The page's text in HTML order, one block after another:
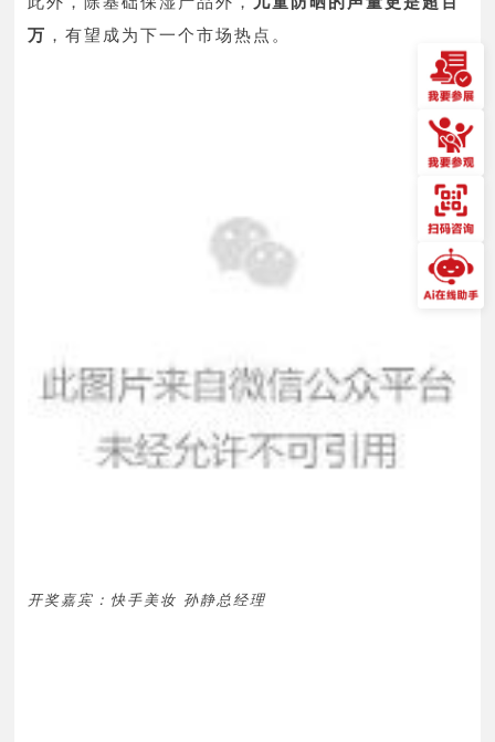
万 ，有望成为下一个市场热点 。
开奖嘉宾：快手美妆 孙静总经理